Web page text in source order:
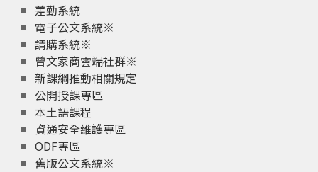
差勤系統
電子公文系統※
請購系統※
曾文家商雲端社群※
新課綱推動相關規定
公開授課專區
本土語課程
資通安全維護專區
ODF專區
舊版公文系統※